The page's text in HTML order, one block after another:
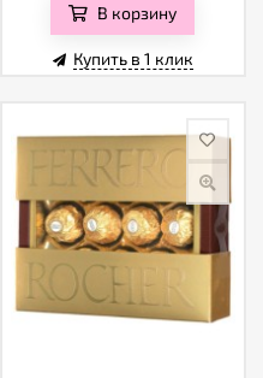
В корзину
Купить в 1 клик